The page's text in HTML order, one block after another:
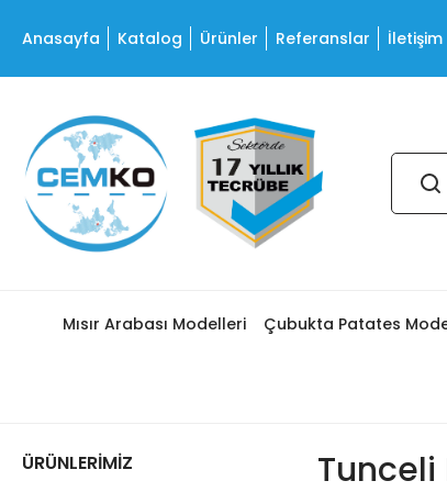
Anasayfa Katalog Ürünler Referanslar İletişim
Mısır Arabası Modelleri Çubukta Patates
ÜRÜNLERİMİZ Tunceli